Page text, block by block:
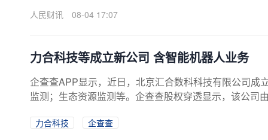
人民财讯
08-04 17:07
力合科技等成立新公司 含智能机器人业务
企查查APP显示，近日，北京汇合数科科技有限公司成
监测；生态资源监测等。企查查股权穿透显示，该公司
力合科技
企查查